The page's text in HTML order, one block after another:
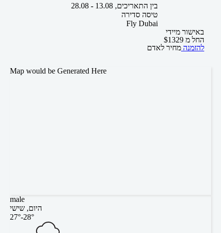
בין התאריכים, -
28.08
טיסה סדירה
Fly Dubai
באישור מיידי
החל מ
$1329
להזמנה מחיר לאדם
Map would be Generated Here
male
היום, שישי
27°-28°